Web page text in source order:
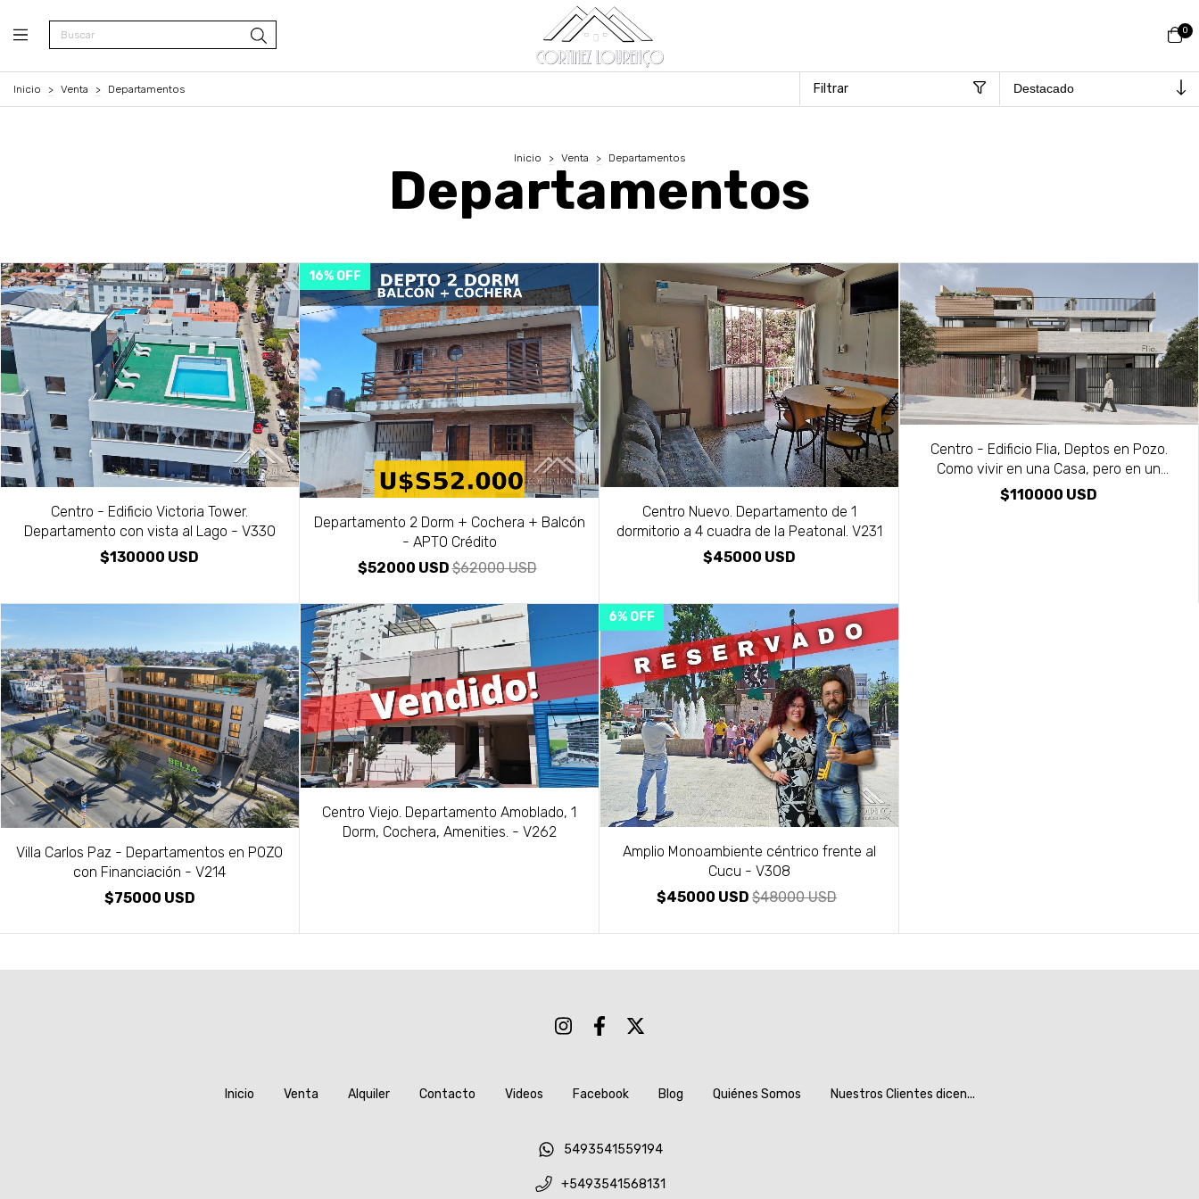
0
Inicio > Venta > Departamentos Filtrar
Inicio > Venta > Departamentos
Departamentos
Centro - Edificio Victoria Tower.
Departamento con vista al Lago - V330
$130000 USD
16% OFF
Departamento 2 Dorm + Cochera + Balcón
- APTO Crédito
$52000 USD$62000 USD
Centro Nuevo. Departamento de 1
dormitorio a 4 cuadra de la Peatonal. V231
$45000 USD
Centro - Edificio Flia, Deptos en Pozo.
Como vivir en una Casa, pero en un
Departamento
$110000 USD
Villa Carlos Paz - Departamentos en POZO
con Financiación - V214
$75000 USD
Centro Viejo. Departamento Amoblado, 1
Dorm, Cochera, Amenities. - V262
6% OFF
Amplio Monoambiente céntrico frente al
Cucu - V308
$45000 USD $48000 USD
Inicio Venta Alquiler Contacto Videos Facebook Blog Quiénes Somos Nuestros Clientes dicen...
5493541559194
+5493541568131